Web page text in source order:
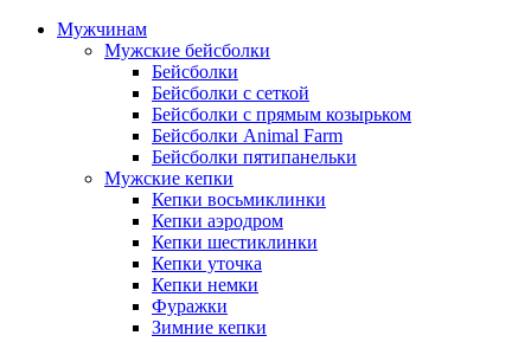
Мужчинам
Мужские бейсболки
Бейсболки
Бейсболки с сеткой
Бейсболки с прямым козырьком
Бейсболки Animal Farm
Бейсболки пятипанельки
Мужские кепки
Кепки восьмиклинки
Кепки аэродром
Кепки шестиклинки
Кепки уточка
Кепки немки
Фуражки
Зимние кепки